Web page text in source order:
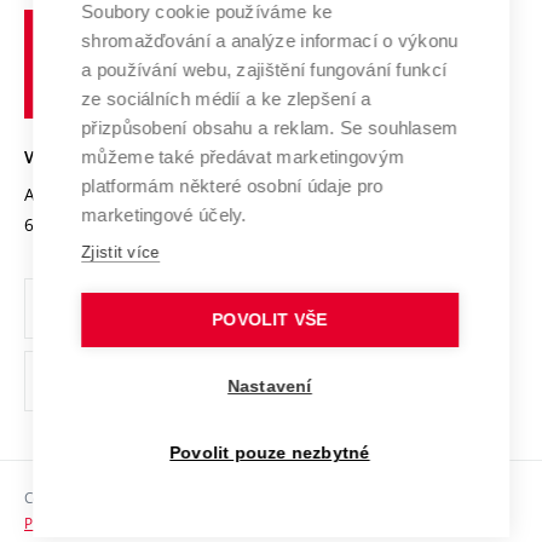
Výzkumné infrastruktury
Transfer znalostí
Open Science
Projekty
Projekty ze strukturálních fondů
Specifický výzkum
Spolupráce se školami
Služby univerzity
Mezinárodní dohody
Univerzitní sítě
Udržitelná univerzita
Podnikavá univerzita / ContriBUTe
Bezpečná univerzita
Vyznamenání
Organizační struktura
Ochrana osobních údajů
odkaz)
Sociální bezpečí
učení
technické
VYSOKÉ UČENÍ TECHNICKÉ V BRNĚ
Antonínská 548/1
602 00 Brno
www.vut.cz
vut@vutbr.cz
Copyright © 2026 VUT
Prohlášení o přístupnosti
Soubory cookie používáme ke
shromažďování a analýze informací o výkonu
a používání webu, zajištění fungování funkcí
ze sociálních médií a ke zlepšení a
přizpůsobení obsahu a reklam. Se souhlasem
můžeme také předávat marketingovým
platformám některé osobní údaje pro
marketingové účely.
Zjistit více
POVOLIT VŠE
Nastavení
Povolit pouze nezbytné